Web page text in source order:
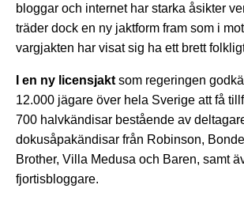
bloggar och internet har starka åsikter
träder dock en ny jaktform fram som i
vargjakten har visat sig ha ett brett
I en ny licensjakt som regeringen
12.000 jägare över hela Sverige att få
700 halvkändisar bestående av
dokusåpakändisar från Robinson,
Brother, Villa Medusa och Baren, samt
fjortisbloggare.